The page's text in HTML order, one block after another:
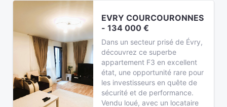
EVRY COURCOURONNES
- 134 000 €
Dans un secteur prisé de Évry,
découvrez ce superbe
appartement F3 en excellent
état, une opportunité rare pour
les investisseurs en quête de
sécurité et de performance.
Vendu loué, avec un locataire